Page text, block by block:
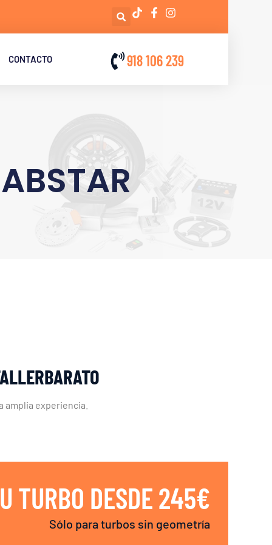
CONTACTO 918 106 239
amplia experiencia.
TURBO DESDE 245€
Sólo para turbos sin geometría